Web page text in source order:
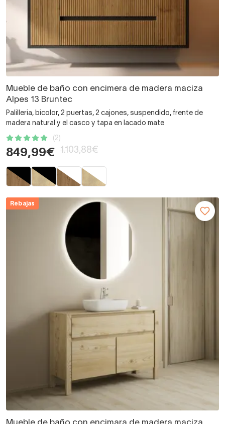
Mueble de baño con encimera de madera maciza
Alpes 13 Bruntec
Palilleria, bicolor, 2 puertas, 2 cajones, suspendido, frente de
madera natural y el casco y tapa en lacado mate
(2)
849,99€ 1.103,88€
Rebajas